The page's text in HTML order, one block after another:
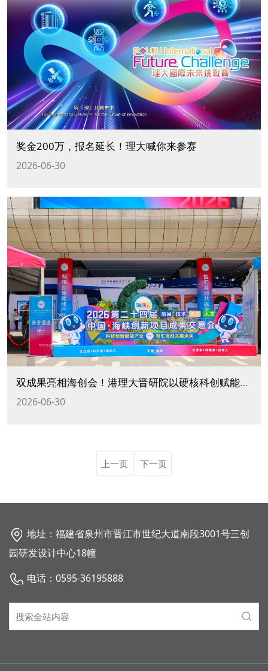
奖金200万，报名延长！理大喊你来参赛
2026-06-30
双成果亮相海创会！港理大晋研院以硬核科创赋能福建产业升级
2026-06-30
上一页 下一页
地址：福建省泉州市晋江市世纪大道南段3001号三创
园研发设计中心18幢
电话：0595-36195888